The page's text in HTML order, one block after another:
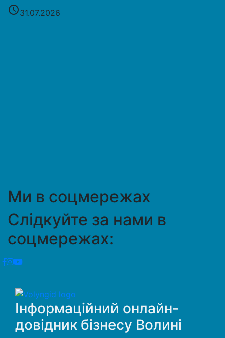
access_time31.07.2026
Ми в соцмережах
Слідкуйте за нами в
соцмережах:
Інформаційний онлайн-
довідник бізнесу Волині